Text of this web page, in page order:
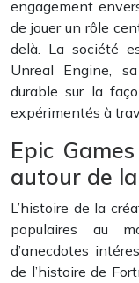
engagement
de jouer un rôle
delà. La société
Unreal Engine,
durable sur la
expérimentés à
Epic
autour de
L’histoire de la
populaires au
d’anecdotes
de l’histoire de